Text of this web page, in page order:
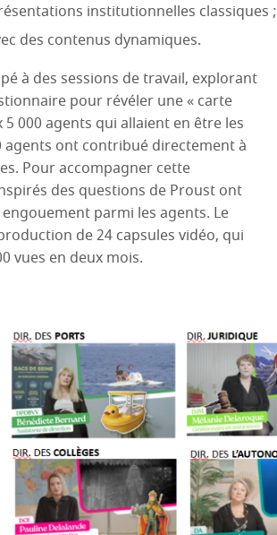
institutionnelles classiques ;
des contenus dynamiques.
à des sessions de travail, explorant
pour révéler une « carte
5 000 agents qui allaient en être les
agents ont contribué directement à
Pour accompagner cette
des questions de Proust ont
parmi les agents. Le
de 24 capsules vidéo, qui
vues en deux mois.